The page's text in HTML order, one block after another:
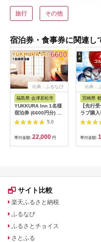
旅行 その他
宿泊券・食事券に関連し
出典：ふるなび
福島県 会津若松市
YUKKURA Inn 1名様
宿泊券 (6600円分) ワ
ーケーションお試しプ
ラン｜東北 福島県 会
津若松市 東山温泉 旅
行 クーポン 利用券
[0800]
5.0
寄付金額: 22,000 円
出典：
宮崎県
【先行
ラブ購
300,000
C701_(
ゴルフ
ップ ゼ
ソン ク
ハイブ
寄付金額:
サイト比較
楽天ふるさと納税
ふるなび
ふるさとチョイス
さとふる